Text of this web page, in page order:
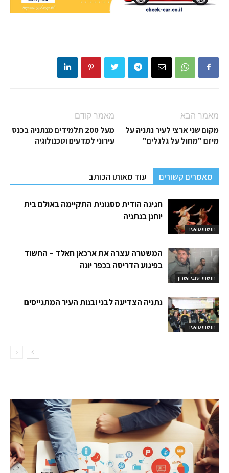
מאמר קודם
מעל 200 תלמידים מנתניה בכנס
עירוני למדעים וטכנולוגיה
מאמר הבא
מקום שני ארצי לעיר נתניה על
מיזם "מחול על גלגלים"
מאמרים קשורים עוד מאותו הכותב
חדשות מהעיר
חגיגה הודית ססגונית התקיימה באולם בית
יוחנן בנתניה
חדשות ישובי השרון
המשטרה עצרה את ארכאן חאלד – החשוד
בפיגוע הדריסה בכפר יונה
חדשות מהעיר
נתניה הצדיעה לבני ובנות העיר המתגייסים